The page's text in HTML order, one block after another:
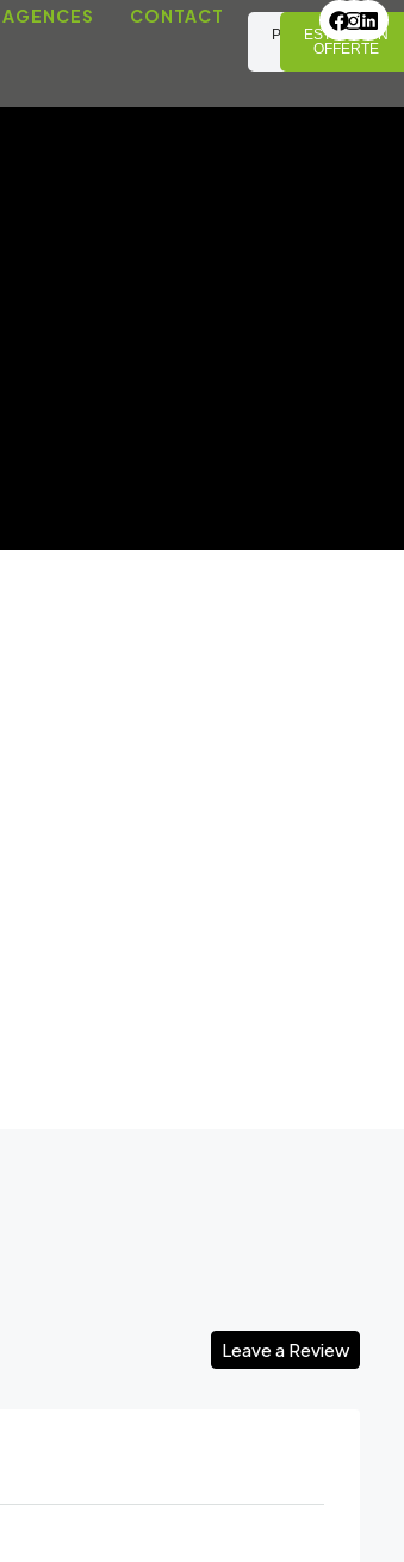
CONTACT
PRENDRE
RDV
ESTIMATION
OFFERTE
Leave a Review